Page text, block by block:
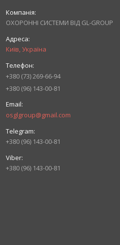
ОХОРОННІ СИСТЕМИ ВІД GL-GROUP
Київ, Україна
+380 (73) 269-66-94
+380 (96) 143-00-81
osglgroup@gmail.com
+380 (96) 143-00-81
+380 (96) 143-00-81